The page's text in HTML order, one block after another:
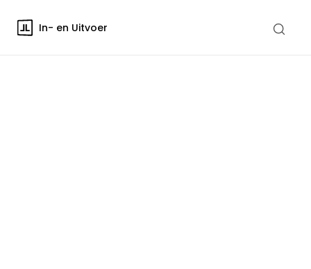
In- en Uitvoer